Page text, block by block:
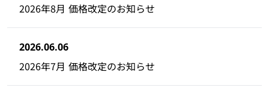
2026年8月 価格改定のお知らせ
2026.06.06
2026年7月 価格改定のお知らせ